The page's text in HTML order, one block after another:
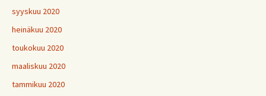
syyskuu 2020
heinäkuu 2020
toukokuu 2020
maaliskuu 2020
tammikuu 2020